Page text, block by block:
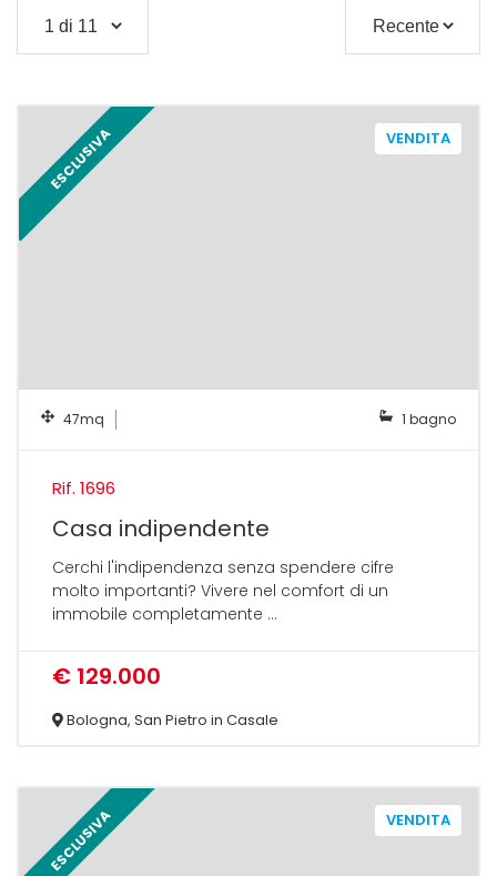
VENDITA
ESCLUSIVA
47mq 1 bagno
Rif. 1696
Casa indipendente
Cerchi l'indipendenza senza spendere cifre
molto importanti? Vivere nel comfort di un
immobile completamente ...
€ 129.000
Bologna, San Pietro in Casale
VENDITA
ESCLUSIVA